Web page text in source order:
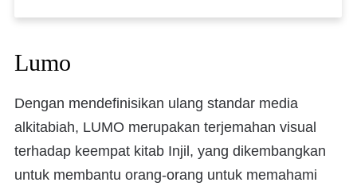
Lumo
Dengan mendefinisikan ulang standar media
alkitabiah, LUMO merupakan terjemahan visual
terhadap keempat kitab Injil, yang dikembangkan
untuk membantu orang-orang untuk memahami